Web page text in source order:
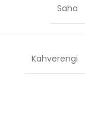
Saha
Kahverengi